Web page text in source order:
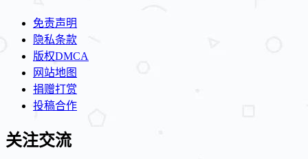
免责声明
隐私条款
版权DMCA
网站地图
捐赠打赏
投稿合作
关注交流